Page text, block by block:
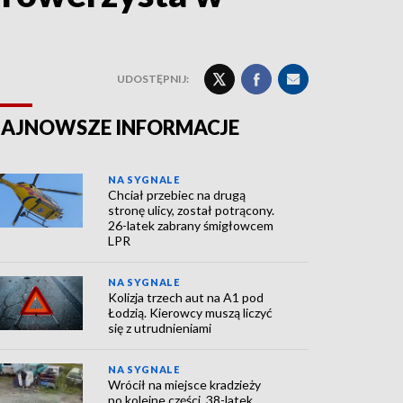
UDOSTĘPNIJ:
INFORMACJE
NA SYGNALE
Chciał przebiec na drugą
stronę ulicy, został potrącony.
26-latek zabrany śmigłowcem
LPR
NA SYGNALE
Kolizja trzech aut na A1 pod
Łodzią. Kierowcy muszą liczyć
się z utrudnieniami
NA SYGNALE
Wrócił na miejsce kradzieży
po kolejne części. 38-latek